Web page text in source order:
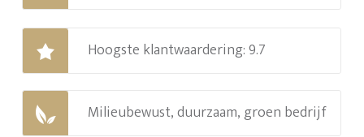
Hoogste klantwaardering: 9.7
Milieubewust, duurzaam, groen bedrijf